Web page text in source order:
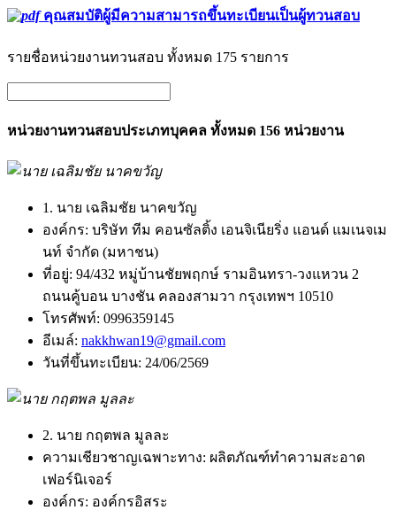
คุณสมบัติผู้มีความสามารถขึ้นทะเบียนเป็นผู้ทวนสอบ
รายชื่อหน่วยงานทวนสอบ ทั้งหมด 175 รายการ
หน่วยงานทวนสอบประเภทบุคคล ทั้งหมด 156 หน่วยงาน
1. นาย เฉลิมชัย นาคขวัญ
องค์กร: บริษัท ทีม คอนซัลติ้ง เอนจิเนียริ่ง แอนด์ แมเนจเม
นท์ จำกัด (มหาชน)
ที่อยู่: 94/432 หมู่บ้านชัยพฤกษ์ รามอินทรา-วงแหวน 2
ถนนคู้บอน บางชัน คลองสามวา กรุงเทพฯ 10510
โทรศัพท์: 0996359145
อีเมล์: nakkhwan19@gmail.com
วันที่ขึ้นทะเบียน: 24/06/2569
2. นาย กฤตพล มูลละ
ความเชียวชาญเฉพาะทาง: ผลิตภัณฑ์ทำความสะอาด
เฟอร์นิเจอร์
องค์กร: องค์กรอิสระ